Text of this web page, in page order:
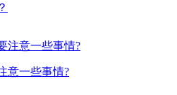
意一些事情?